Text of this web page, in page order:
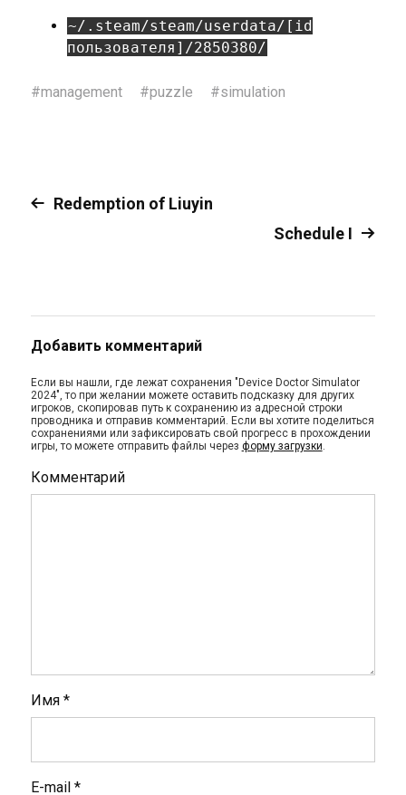
~/.steam/steam/userdata/[id
пользователя]/2850380/
#management #puzzle #simulation
Redemption of Liuyin
Schedule I
Добавить комментарий
Если вы нашли, где лежат сохранения "Device Doctor Simulator
2024", то при желании можете оставить подсказку для других
игроков, скопировав путь к сохранению из адресной строки
проводника и отправив комментарий. Если вы хотите поделиться
сохранениями или зафиксировать свой прогресс в прохождении
игры, то можете отправить файлы через форму загрузки.
Комментарий
Имя *
E-mail *